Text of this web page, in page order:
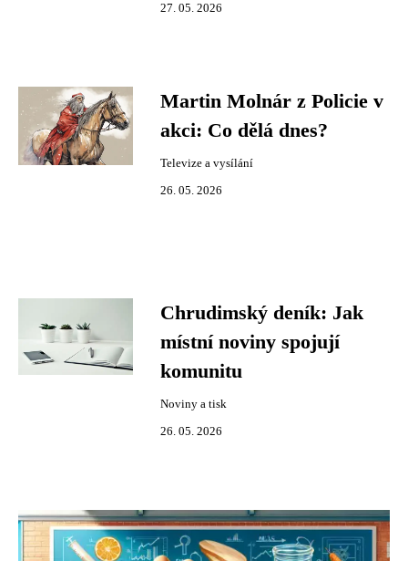
27. 05. 2026
Martin Molnár z Policie v
akci: Co dělá dnes?
Televize a vysílání
26. 05. 2026
Chrudimský deník: Jak
místní noviny spojují
komunitu
Noviny a tisk
26. 05. 2026